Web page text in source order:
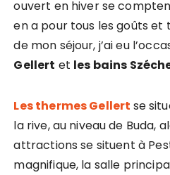
ouvert en hiver se
en a pour tous les goûts et
de mon séjour, j’ai eu
Gellert et les bains
Les thermes Gellert se
la rive, au niveau de Buda,
attractions se situent à
magnifique, la salle